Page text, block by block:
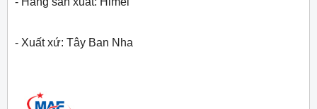
- Xuất xứ: Tây Ban Nha